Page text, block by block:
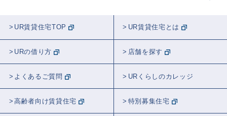
UR賃貸住宅TOP UR賃貸住宅とは
URの借り方 店舗を探す
よくあるご質問 URくらしのカレッジ
高齢者向け賃貸住宅 特別募集住宅